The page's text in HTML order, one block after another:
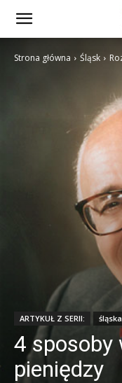
Strona główna Śląsk
ARTYKUŁ Z SERII:
4 sposoby
pieniędzy